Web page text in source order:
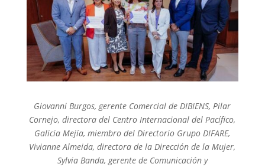
Giovanni Burgos, gerente Comercial de DIBIENS, Pilar
Cornejo, directora del Centro Internacional del Pacífico,
Galicia Mejía, miembro del Directorio Grupo DIFARE,
Vivianne Almeida, directora de la Dirección de la Mujer,
Sylvia Banda, gerente de Comunicación y